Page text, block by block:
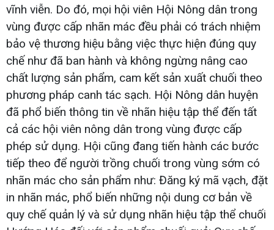
vĩnh viễn. Do đó, mọi hội viên Hội Nông dân trong
vùng được cấp nhãn mác đều phải có trách nhiệm
bảo vệ thương hiệu bằng việc thực hiện đúng quy
chế như đã ban hành và không ngừng nâng cao
chất lượng sản phẩm, cam kết sản xuất chuối theo
phương pháp canh tác sạch. Hội Nông dân huyện
đã phổ biến thông tin về nhãn hiệu tập thể đến tất
cả các hội viên nông dân trong vùng được cấp
phép sử dụng. Hội cũng đang tiến hành các bước
tiếp theo để người trồng chuối trong vùng sớm có
nhãn mác cho sản phẩm như: Đăng ký mã vạch, đặt
in nhãn mác, phổ biến những nội dung cơ bản về
quy chế quản lý và sử dụng nhãn hiệu tập thể chuối